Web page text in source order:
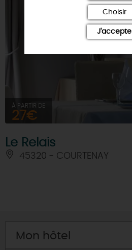
À PARTIR DE
27€
Le Relais
45320 - COURTENAY
Mon hôtel
Choisir
J'accepte